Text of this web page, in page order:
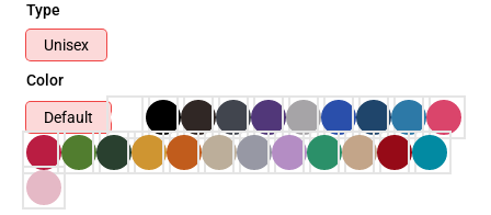
Type
Unisex
Color
Default